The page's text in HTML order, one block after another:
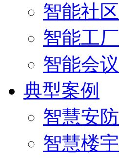
智能社区
智能工厂
智能会议
典型案例
智慧安防
智慧楼宇